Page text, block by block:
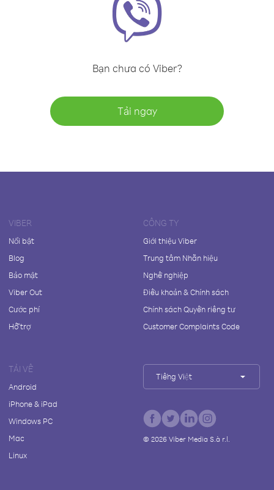
Bạn chưa có Viber?
Tải ngay
VIBER
Nổi bật
Blog
Bảo mật
Viber Out
Cước phí
Hỗ trợ
CÔNG TY
Giới thiệu Viber
Trung tâm Nhãn hiệu
Nghề nghiệp
Điều khoản & Chính sách
Chính sách Quyền riêng tư
Customer Complaints Code
TẢI VỀ
Android
iPhone & iPad
Windows PC
Mac
Linux
Tiếng Việt
© 2026Viber Media S.à r.l.